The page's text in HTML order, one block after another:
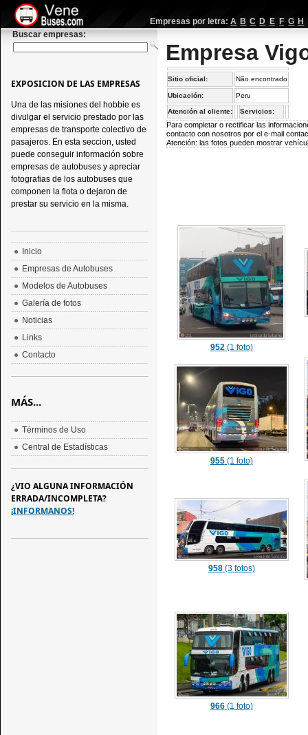
Empresas por letra: A B C D E F G H
Buscar empresas:
Empresa
Sitio oficial: Não encontrado
Ubicación: Peru
Atención al cliente: Servicios:
Para completar o rectificar las
contacto con nosotros por el e-mail
Atención: las fotos pueden mostrar
952(1 foto)
955(1 foto)
958(3 fotos)
966(1 foto)
EXPOSICION DE LAS EMPRESAS
Una de las misiones del hobbie es
divulgar el servicio prestado por las
empresas de transporte colectivo de
pasajeros. En esta seccion, usted
puede conseguir información sobre
empresas de autobuses y apreciar
fotografias de los autobuses que
componen la flota o dejaron de
prestar su servicio en la misma.
Inicio
Empresas de Autobuses
Modelos de Autobuses
Galería de fotos
Noticias
Links
Contacto
MÁS...
Términos de Uso
Central de Estadísticas
¿VIO ALGUNA INFORMACIÓN
ERRADA/INCOMPLETA?
¡INFORMANOS!